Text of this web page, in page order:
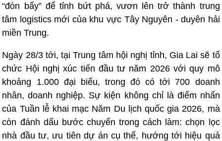
“đòn bẩy” để tỉnh bứt phá, vươn lên trở thành trung
tâm logistics mới của khu vực Tây Nguyên - duyên hải
miền Trung.
Ngày 28/3 tới, tại Trung tâm hội nghị tỉnh, Gia Lai sẽ tổ
chức Hội nghị xúc tiến đầu tư năm 2026 với quy mô
khoảng 1.000 đại biểu, trong đó có tới 700 doanh
nhân, doanh nghiệp. Sự kiện không chỉ là điểm nhấn
của Tuần lễ khai mạc Năm Du lịch quốc gia 2026, mà
còn đánh dấu bước chuyển trong cách làm: chọn lọc
nhà đầu tư, ưu tiên dự án cụ thể, hướng tới hiệu quả